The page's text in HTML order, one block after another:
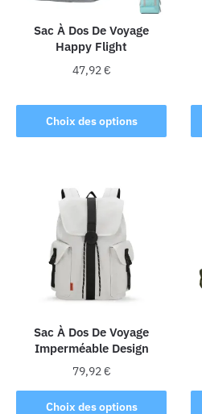
la
page
du
Sac À Dos De Voyage
Happy Flight
47,92€
Choix des options
produit
a
Les
options
peuvent
être
choisies
sur
page
du
produit
Sac À Dos De Voyage
Imperméable Design
79,92€
Choix des options
Ce